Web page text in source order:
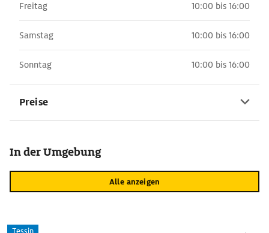
Freitag 10:00 bis 16:00
Samstag 10:00 bis 16:00
Sonntag 10:00 bis 16:00
Preise
In der Umgebung
Alle anzeigen
Tessin